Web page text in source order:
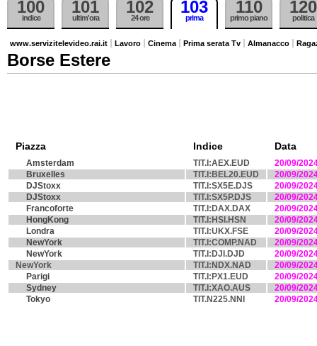
100
indice
101
ultim'ora
102
24 ore
103
prima
110
primo piano
120
politica
www.servizitelevideo.rai.it Lavoro Cinema Prima serata Tv Almanacco
Borse Estere
Piazza Indice Data
Amsterdam TIT.I:AEX.EUD
20/09/
Bruxelles
TIT.I:BEL20.EUD
20/09/
DJStoxx
TIT.I:SX5E.DJS
20/09/
DJStoxx
TIT.I:SX5P.DJS
20/09/
Francoforte
TIT.I:DAX.DAX
20/09/
HongKong
TIT.I:HSI.HSN
20/09/
Londra
TIT.I:UKX.FSE
20/09/
NewYork
TIT.I:COMP.NAD
20/09/
NewYork
TIT.I:DJI.DJD
20/09/
NewYork
TIT.I:NDX.NAD
20/09/
Parigi
TIT.I:PX1.EUD
20/09/
Sydney
TIT.I:XAO.AUS
20/09/
Tokyo
TIT.N225.NNI 20/09/